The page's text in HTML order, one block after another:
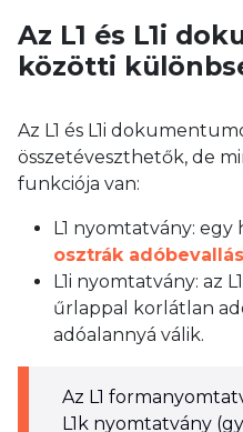
Az L1 és L1i
közötti
Az L1 és L1i
összetéveszthetők, de
funkciója van:
L1 nyomtatvány:
osztrák
L1i nyomtatvány: az
űrlappal korlátlan
adóalannyá válik.
Az L1
L1k nyomtatvány